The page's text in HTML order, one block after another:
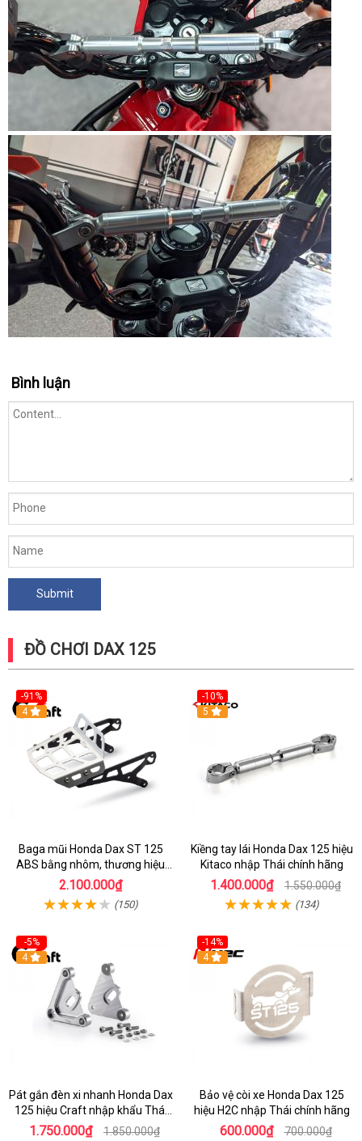
Bình luận
ĐỒ CHƠI DAX 125
-91%
4
Baga mũi Honda Dax ST 125
ABS bằng nhôm, thương hiệu
Gcraft chính hãng
2.100.000₫
(150)
-10%
5
Kiềng tay lái Honda Dax 125 hiệu
Kitaco nhập Thái chính hãng
1.400.000₫ 1.550.000₫
(134)
-5%
4
Pát gắn đèn xi nhanh Honda Dax
125 hiệu Craft nhập khẩu Thái
Lan
1.750.000₫ 1.850.000₫
-14%
4
Bảo vệ còi xe Honda Dax 125
hiệu H2C nhập Thái chính hãng
600.000₫ 700.000₫